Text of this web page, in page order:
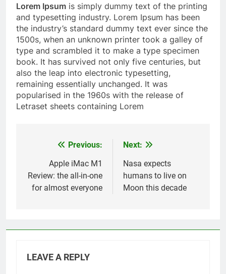
Lorem Ipsum is simply dummy text of the printing
and typesetting industry. Lorem Ipsum has been
the industry’s standard dummy text ever since the
1500s, when an unknown printer took a galley of
type and scrambled it to make a type specimen
book. It has survived not only five centuries, but
also the leap into electronic typesetting,
remaining essentially unchanged. It was
popularised in the 1960s with the release of
Letraset sheets containing Lorem
navigation
Previous:
Apple iMac M1
Review: the all-in-one
for almost everyone
Next:
Nasa expects
humans to live on
Moon this decade
LEAVE A REPLY